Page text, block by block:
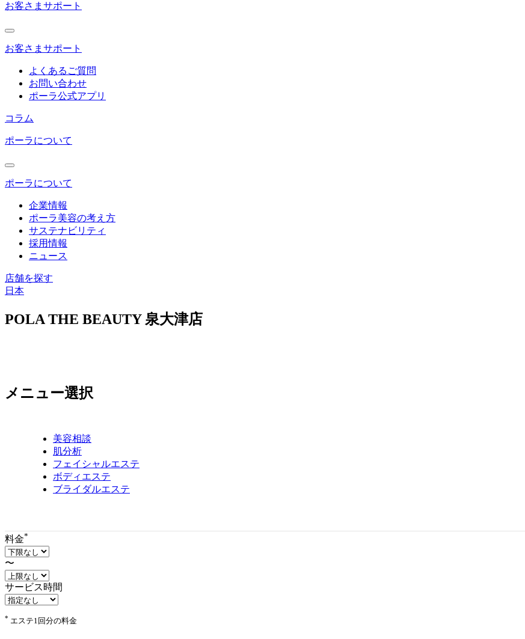
お客さまサポート
お客さまサポート
よくあるご質問
お問い合わせ
ポーラ公式アプリ
コラム
ポーラについて
ポーラについて
企業情報
ポーラ美容の考え方
サステナビリティ
採用情報
ニュース
店舗を探す
日本
ン
ア
POLA THE BEAUTY 泉大津店
メニュー選択
美容相談
肌分析
フェイシャルエステ
ボディエステ
ブライダルエステ
料金*
〜
サービス時間
* エステ1回分の料金